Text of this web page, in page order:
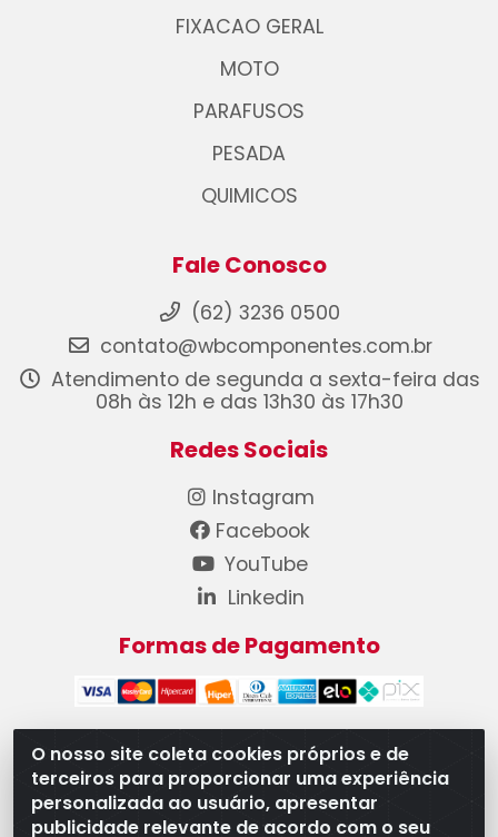
O nosso site coleta cookies próprios e de
terceiros para proporcionar uma experiência
personalizada ao usuário, apresentar
publicidade relevante de acordo com o seu
FIXACAO GERAL
MOTO
PARAFUSOS
PESADA
QUIMICOS
Fale Conosco
(62) 3236 0500
contato@wbcomponentes.com.br
Atendimento de segunda a sexta-feira das
08h às 12h e das 13h30 às 17h30
Redes Sociais
Instagram
Facebook
YouTube
Linkedin
Formas de Pagamento
WB Componentes Automotivos LTDA - CNPJ
08.528.393/0001-12 - Rua do Níquel, 667 - Parque
Oeste Industrial, Goiânia/GO - CEP 74375-660